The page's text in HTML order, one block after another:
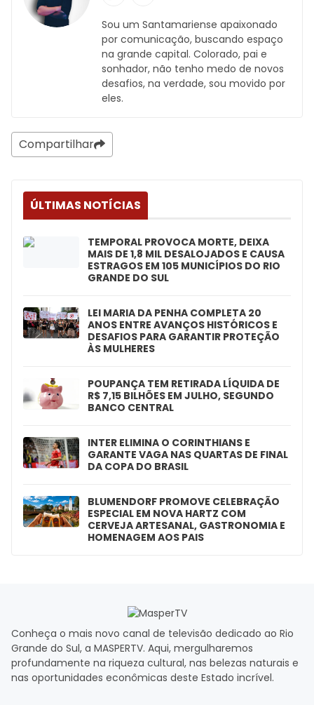
Sou um Santamariense apaixonado
por comunicação, buscando espaço
na grande capital. Colorado, pai e
sonhador, não tenho medo de novos
desafios, na verdade, sou movido por
eles.
Compartilhar
ÚLTIMAS NOTÍCIAS
TEMPORAL PROVOCA MORTE, DEIXA
MAIS DE 1,8 MIL DESALOJADOS E CAUSA
ESTRAGOS EM 105 MUNICÍPIOS DO RIO
GRANDE DO SUL
LEI MARIA DA PENHA COMPLETA 20
ANOS ENTRE AVANÇOS HISTÓRICOS E
DESAFIOS PARA GARANTIR PROTEÇÃO
ÀS MULHERES
POUPANÇA TEM RETIRADA LÍQUIDA DE
R$ 7,15 BILHÕES EM JULHO, SEGUNDO
BANCO CENTRAL
INTER ELIMINA O CORINTHIANS E
GARANTE VAGA NAS QUARTAS DE FINAL
DA COPA DO BRASIL
BLUMENDORF PROMOVE CELEBRAÇÃO
ESPECIAL EM NOVA HARTZ COM
CERVEJA ARTESANAL, GASTRONOMIA E
HOMENAGEM AOS PAIS
Conheça o mais novo canal de televisão dedicado ao Rio
Grande do Sul, a MASPERTV. Aqui, mergulharemos
profundamente na riqueza cultural, nas belezas naturais e
nas oportunidades econômicas deste Estado incrível.